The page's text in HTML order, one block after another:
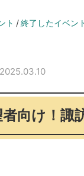
ト 終了したイベン
2025.03.10
向け！諏